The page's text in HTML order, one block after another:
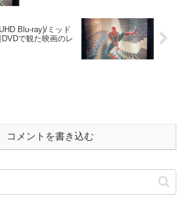
Blu-ray)/ミッド
で観た映画のレ
コメントを書き込む